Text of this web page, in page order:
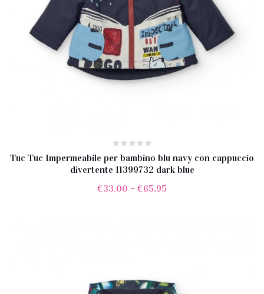
Tuc Tuc Impermeabile per bambino blu navy con cappuccio
divertente 11399732 dark blue
€33.00 – €65.95